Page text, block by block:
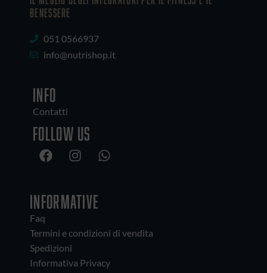
BENESSERE
051 0566937
info@nutrishop.it
INFO
Contatti
Follow us
INFORMATIVE
Faq
Termini e condizioni di vendita
Spedizioni
Informativa Privacy